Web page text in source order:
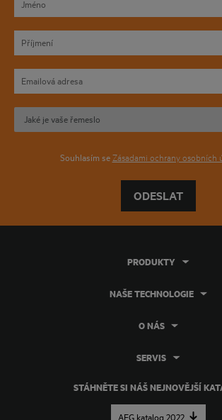
Souhlasím seZásadami ochrany osobních
ODESLAT
STÁHNĚTE SI NÁŠ NEJNOVĚJŠÍ
AEG katalog 2022
PRODUKTY
NAŠE TECHNOLOGIE
O NÁS
SERVIS